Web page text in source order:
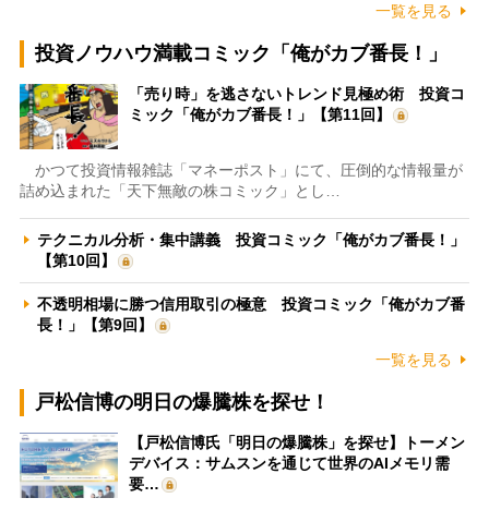
一覧を見る
投資ノウハウ満載コミック「俺がカブ番長！」
「売り時」を逃さないトレンド見極め術 投資コ
ミック「俺がカブ番長！」【第11回】
かつて投資情報雑誌「マネーポスト」にて、圧倒的な情報量が
詰め込まれた「天下無敵の株コミック」とし…
テクニカル分析・集中講義 投資コミック「俺がカブ番長！」
【第10回】
不透明相場に勝つ信用取引の極意 投資コミック「俺がカブ番
長！」【第9回】
一覧を見る
戸松信博の明日の爆騰株を探せ！
【戸松信博氏「明日の爆騰株」を探せ】トーメン
デバイス：サムスンを通じて世界のAIメモリ需
要…